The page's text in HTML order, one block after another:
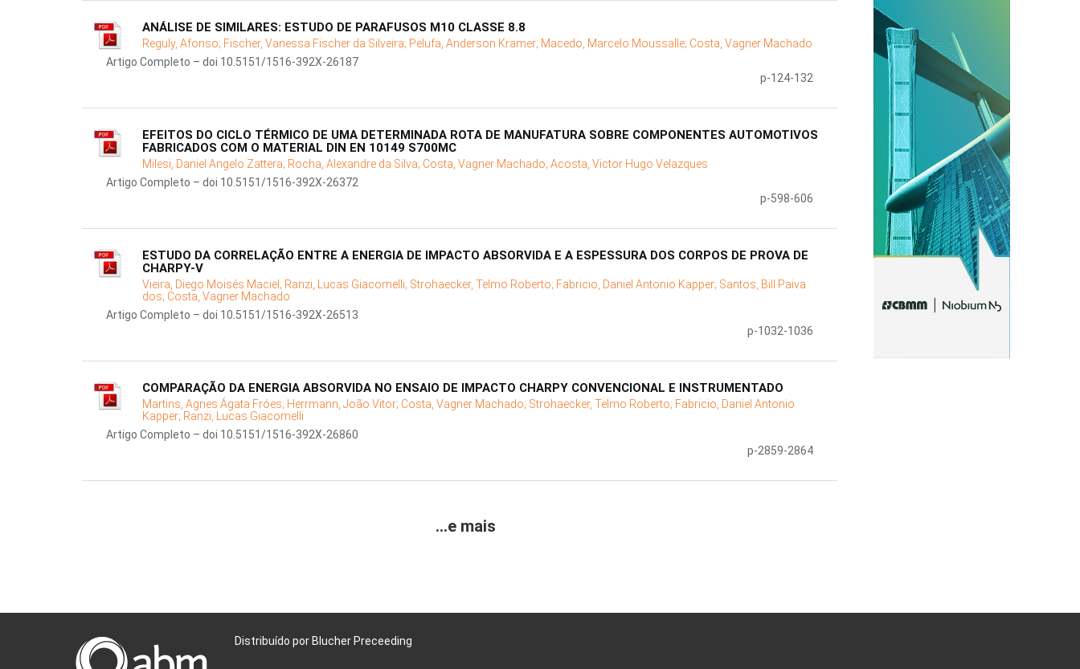
ANÁLISE DE SIMILARES: ESTUDO DE PARAFUSOS M10 CLASSE 8.8
Reguly, Afonso; Fischer, Vanessa Fischer da Silveira; Pelufa, Anderson Kramer; Macedo, Marcelo Moussalle; Costa, Vagner Machado
Artigo Completo – doi 10.5151/1516-392X-26187
p-124-132
EFEITOS DO CICLO TÉRMICO DE UMA DETERMINADA ROTA DE MANUFATURA SOBRE COMPONENTES AUTOMOTIVOS
FABRICADOS COM O MATERIAL DIN EN 10149 S700MC
Milesi, Daniel Angelo Zattera; Rocha, Alexandre da Silva; Costa, Vagner Machado; Acosta, Victor Hugo Velazques
Artigo Completo – doi 10.5151/1516-392X-26372
p-598-606
ESTUDO DA CORRELAÇÃO ENTRE A ENERGIA DE IMPACTO ABSORVIDA E A ESPESSURA DOS CORPOS DE PROVA DE
CHARPY-V
Vieira, Diego Moisés Maciel; Ranzi, Lucas Giacomelli; Strohaecker, Telmo Roberto; Fabricio, Daniel Antonio Kapper; Santos, Bill Paiva
dos; Costa, Vagner Machado
Artigo Completo – doi 10.5151/1516-392X-26513
p-1032-1036
COMPARAÇÃO DA ENERGIA ABSORVIDA NO ENSAIO DE IMPACTO CHARPY CONVENCIONAL E INSTRUMENTADO
Martins, Agnes Ágata Fróes; Herrmann, João Vitor; Costa, Vagner Machado; Strohaecker, Telmo Roberto; Fabricio, Daniel Antonio
Kapper; Ranzi, Lucas Giacomelli
Artigo Completo – doi 10.5151/1516-392X-26860
p-2859-2864
...e mais
Distribuído por Blucher Preceeding